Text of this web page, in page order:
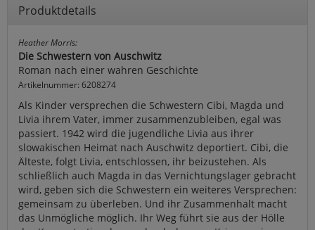
Produktdetails
Heather Morris:
Die Schwestern von Auschwitz
Roman nach einer wahren Geschichte
Artikelnummer: 6208274
Als Kinder versprechen die Schwestern Cibi, Magda und
Livia ihrem Vater, immer zusammenzubleiben, egal was
passiert. 1942 wird die jugendliche Livia aus ihrer
slowakischen Heimat nach Auschwitz deportiert. Cibi, die
Älteste, folgt Livia, entschlossen, ihr beizustehen. Als
schließlich auch Magda in das Vernichtungslager gebracht
wird, geben sich die Schwestern ein weiteres Versprechen:
gemeinsam zu überleben. Und ihr Zusammenhalt macht
das Unmögliche möglich. Ihr Weg führt sie aus der Hölle